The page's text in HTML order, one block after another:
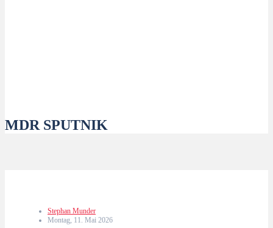
MDR SPUTNIK
Stephan Munder
Montag, 11. Mai 2026